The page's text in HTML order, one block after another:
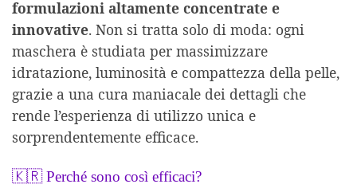
formulazioni altamente concentrate e
innovative. Non si tratta solo di moda: ogni
maschera è studiata per massimizzare
idratazione, luminosità e compattezza della pelle,
grazie a una cura maniacale dei dettagli che
rende l’esperienza di utilizzo unica e
sorprendentemente efficace.
🇰🇷 Perché sono così efficaci?